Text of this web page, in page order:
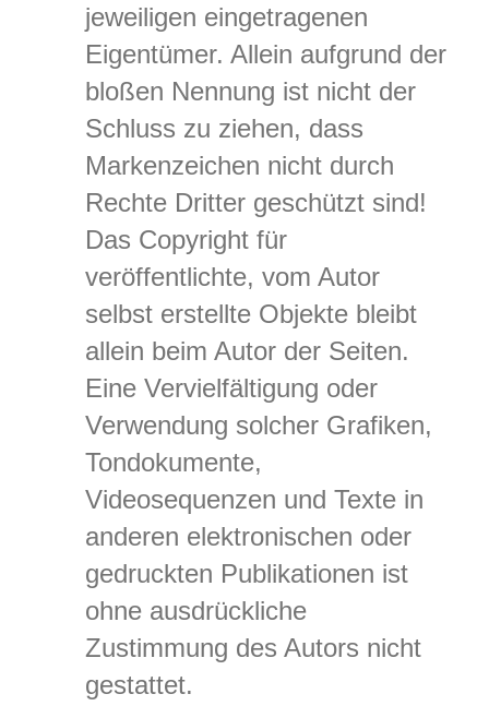
jeweiligen eingetragenen
Eigentümer. Allein aufgrund der
bloßen Nennung ist nicht der
Schluss zu ziehen, dass
Markenzeichen nicht durch
Rechte Dritter geschützt sind!
Das Copyright für
veröffentlichte, vom Autor
selbst erstellte Objekte bleibt
allein beim Autor der Seiten.
Eine Vervielfältigung oder
Verwendung solcher Grafiken,
Tondokumente,
Videosequenzen und Texte in
anderen elektronischen oder
gedruckten Publikationen ist
ohne ausdrückliche
Zustimmung des Autors nicht
gestattet.